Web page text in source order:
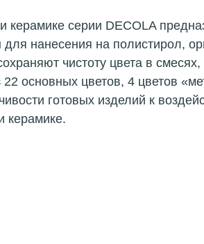
керамике серии DECOLA
нанесения на полистирол,
чистоту цвета в
основных цветов, 4 цветов
готовых изделий к
керамике.